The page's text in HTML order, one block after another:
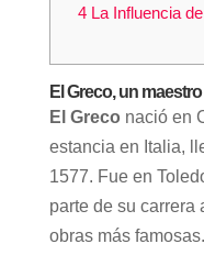
4La Influencia
El Greco, un
El Greco nació en
estancia en Italia,
1577. Fue en
parte de su carrera
obras más